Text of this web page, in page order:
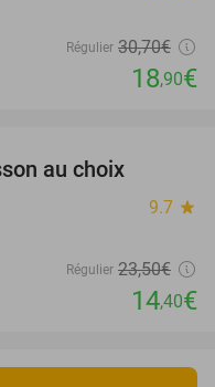
Régulier 30,70€
18,90€
au choix
9.7 star
Régulier 23,50€
14,40€